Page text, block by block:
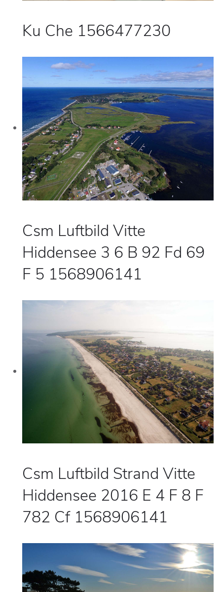
Ku Che 1566477230
Csm Luftbild Vitte
Hiddensee 3 6 B 92 Fd 69
F 5 1568906141
Csm Luftbild Strand Vitte
Hiddensee 2016 E 4 F 8 F
782 Cf 1568906141